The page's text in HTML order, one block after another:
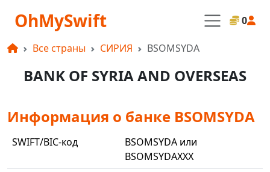
OhMySwift 0
Все страны СИРИЯ BSOMSYDA
BANK OF SYRIA AND OVERSEAS
Информация о банке BSOMSYDA
SWIFT/BIC-код
BSOMSYDA или
BSOMSYDAXXX